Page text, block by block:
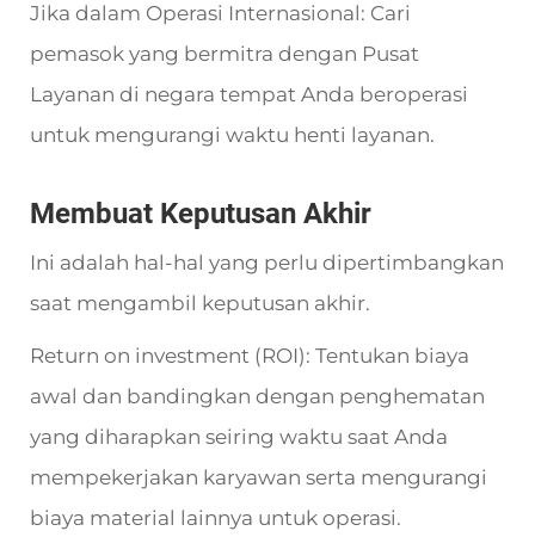
Jika dalam Operasi Internasional: Cari
pemasok yang bermitra dengan Pusat
Layanan di negara tempat Anda beroperasi
untuk mengurangi waktu henti layanan.
Membuat Keputusan Akhir
Ini adalah hal-hal yang perlu dipertimbangkan
saat mengambil keputusan akhir.
Return on investment (ROI): Tentukan biaya
awal dan bandingkan dengan penghematan
yang diharapkan seiring waktu saat Anda
mempekerjakan karyawan serta mengurangi
biaya material lainnya untuk operasi.